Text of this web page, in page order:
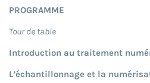
PROGRAMME
Tour de table
Introduction au traitement
L’échantillonnage et la